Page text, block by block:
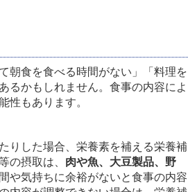
朝食を食べる時間がない」「料理を
るかもしれません。食事の内容によ
性もあります。
りした場合、栄養素を補える栄養補
の摂取は、 肉や魚、大豆製品、野
や気持ちに余裕がないと食事の内容